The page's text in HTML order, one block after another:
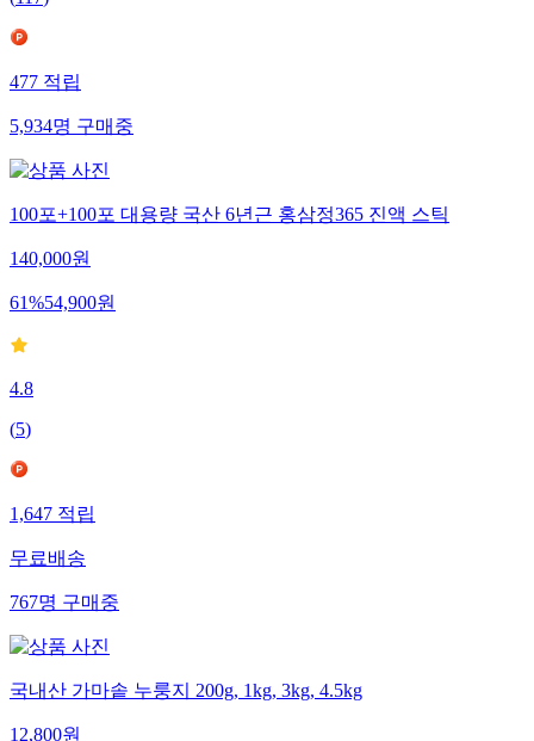
(117)
477적립
5,934명구매중
100포+100포 대용량 국산 6년근 홍삼정365 진액 스틱
140,000원
61%54,900원
4.8
(5)
1,647적립
무료배송
767명구매중
국내산 가마솥 누룽지 200g, 1kg, 3kg, 4.5kg